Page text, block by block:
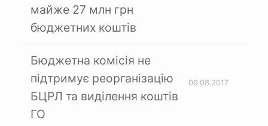
майже 27 млн грн
бюджетних коштів
Бюджетна комісія не
підтримує реорганізацію
БЦРЛ та виділення коштів
ГО
09.08.2017